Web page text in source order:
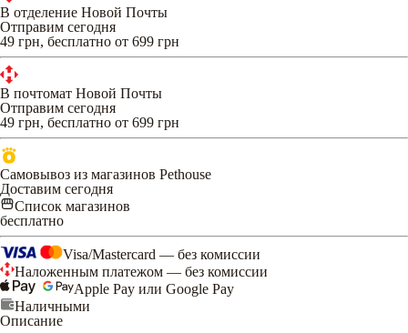
В отделение Новой Почты
Отправим сегодня
49 грн, бесплатно от 699 грн
В почтомат Новой Почты
Отправим сегодня
49 грн, бесплатно от 699 грн
Самовывоз из магазинов Pethouse
Доставим сегодня
Список магазинов
бесплатно
Visa/Mastercard — без комиссии
Наложенным платежом — без комиссии
Apple Pay или Google Pay
Наличными
Описание